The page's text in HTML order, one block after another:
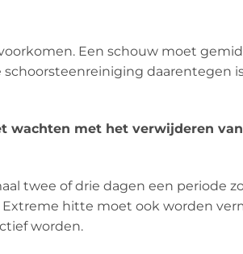
Een schouw moet
daarentegen
wachten met het verwijderen
twee of drie dagen een periode
hitte moet ook worden
worden.